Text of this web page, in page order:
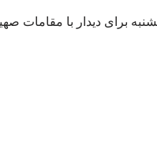
برای دیدار با مقامات